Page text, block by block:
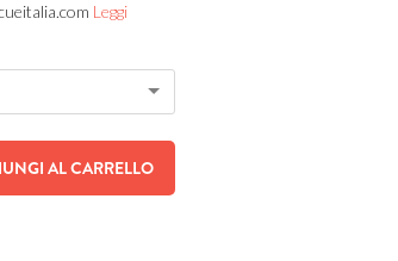
Leggi
AL CARRELLO